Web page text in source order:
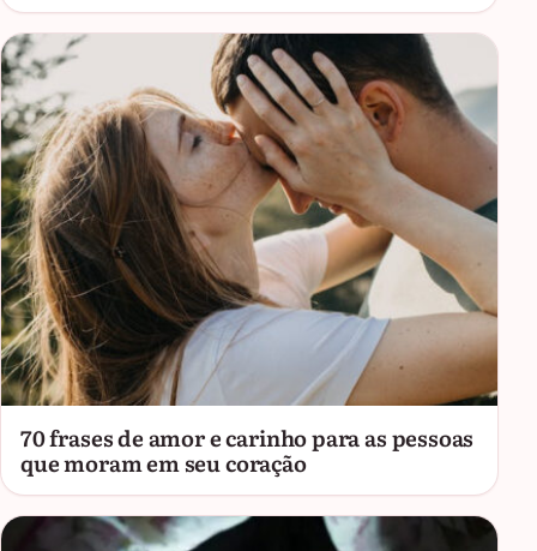
70 frases de amor e carinho para as pessoas
que moram em seu coração